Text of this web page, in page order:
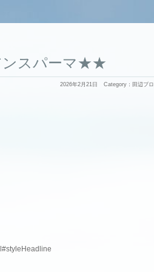
スパーマ★★
2026年2月21日 Category： 田辺ブ